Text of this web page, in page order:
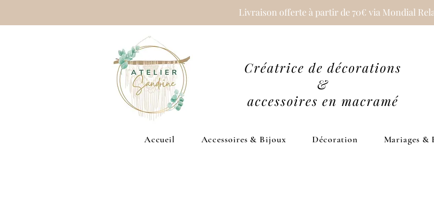
Livraison offerte à partir de 70€ via Mondial
Créatrice de décorations
&
accessoires en macramé
Accueil Accessoires & Bijoux Décoration Mariages &